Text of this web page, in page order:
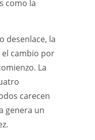
como la
desenlace, la
cambio por
La
carecen
genera un